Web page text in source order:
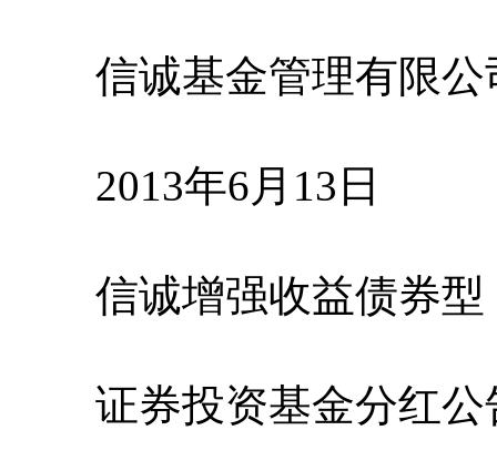
信诚基金管理有限公
2013年6月13日
信诚增强收益债券型
证券投资基金分红公